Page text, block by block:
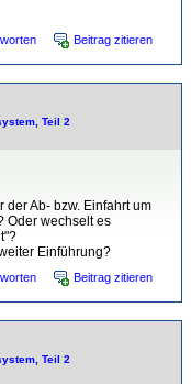
Beitrag zitieren
Teil 2
der Ab- bzw. Einfahrt um
Oder wechselt es
Einführung?
Beitrag zitieren
Teil 2